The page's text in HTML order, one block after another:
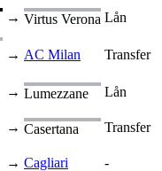
→ Virtus Verona Lån
→ AC Milan
Transfer
→ Lumezzane
Lån
→ Casertana
Transfer
→ Cagliari
-